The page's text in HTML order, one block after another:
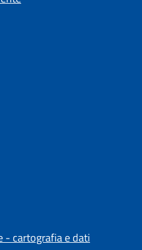
- cartografia e dati